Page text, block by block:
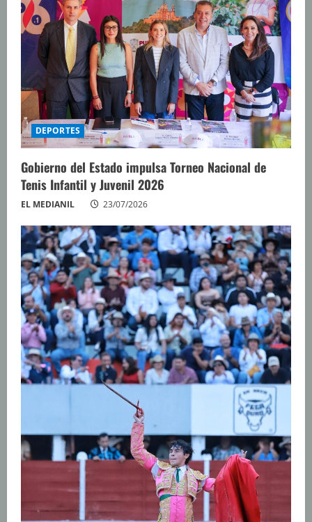
e
n
d
o
DEPORTES
Gobierno del Estado impulsa Torneo Nacional de
Tenis Infantil y Juvenil 2026
EL MEDIANIL 23/07/2026